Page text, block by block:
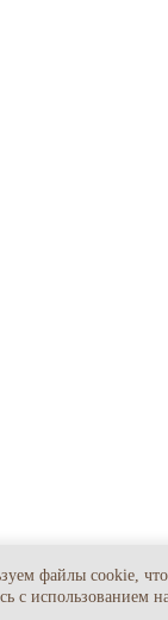
файлы cookie,
c использованием